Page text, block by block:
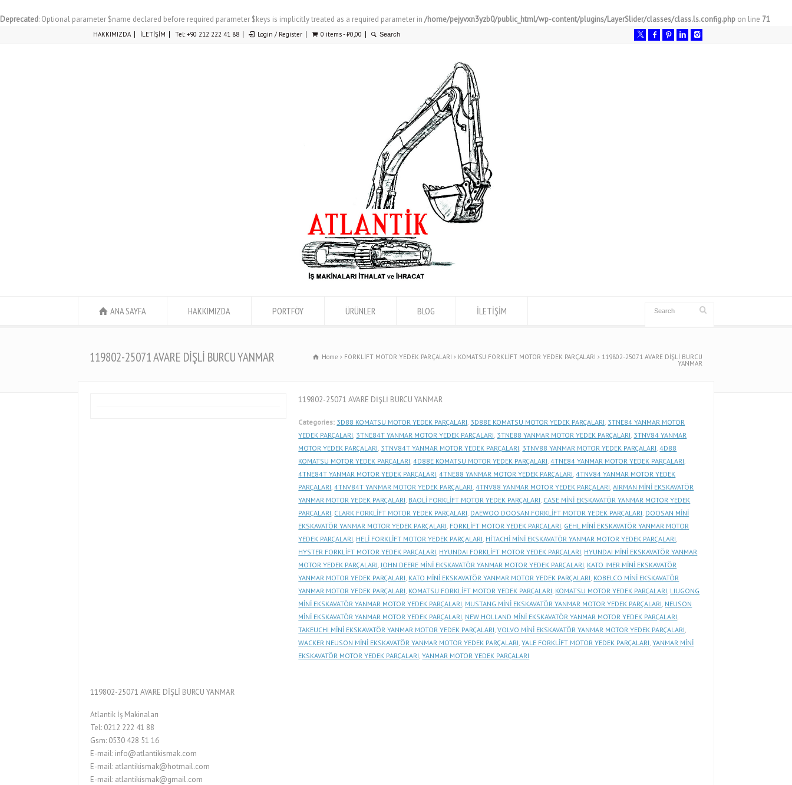
Deprecated: Optional parameter $name declared before required parameter $keys is implicitly treated as a required parameter in /home/pejyvxn3yzb0/public_html/wp-content/plugins/LayerSlider/classes/class.ls.config.php on line 71
HAKKIMIZDA İLETİŞİM Tel: +90 212 222 41 88 Login / Register 0 items -₺0,00
ANA SAYFA HAKKIMIZDA PORTFÖY ÜRÜNLER BLOG İLETİŞİM
119802-25071 AVARE DİŞLİ BURCU YANMAR Home FORKLİFT MOTOR YEDEK PARÇALARI KOMATSU FORKLİFT MOTOR YEDEK PARÇALARI 119802-25071 AVARE DİŞLİ BURCU
YANMAR
119802-25071 AVARE DİŞLİ BURCU YANMAR
Categories: 3D88 KOMATSU MOTOR YEDEK PARÇALARI, 3D88E KOMATSU MOTOR YEDEK PARÇALARI, 3TNE84 YANMAR MOTOR
YEDEK PARÇALARI, 3TNE84T YANMAR MOTOR YEDEK PARÇALARI, 3TNE88 YANMAR MOTOR YEDEK PARÇALARI, 3TNV84 YANMAR
MOTOR YEDEK PARÇALARI, 3TNV84T YANMAR MOTOR YEDEK PARÇALARI, 3TNV88 YANMAR MOTOR YEDEK PARÇALARI,4D88
KOMATSU MOTOR YEDEK PARÇALARI,4D88E KOMATSU MOTOR YEDEK PARÇALARI,4TNE84 YANMAR MOTOR YEDEK PARÇALARI,
4TNE84T YANMAR MOTOR YEDEK PARÇALARI,4TNE88 YANMAR MOTOR YEDEK PARÇALARI,4TNV84 YANMAR MOTOR YEDEK
PARÇALARI,4TNV84T YANMAR MOTOR YEDEK PARÇALARI,4TNV88 YANMAR MOTOR YEDEK PARÇALARI,AIRMAN MİNİ EKSKAVATÖR
YANMAR MOTOR YEDEK PARÇALARI, BAOLİ FORKLİFT MOTOR YEDEK PARÇALARI, CASE MİNİ EKSKAVATÖR YANMAR MOTOR YEDEK
PARÇALARI, CLARK FORKLİFT MOTOR YEDEK PARÇALARI, DAEWOO DOOSAN FORKLİFT MOTOR YEDEK PARÇALARI, DOOSAN MİNİ
EKSKAVATÖR YANMAR MOTOR YEDEK PARÇALARI, FORKLİFT MOTOR YEDEK PARÇALARI, GEHL MİNİ EKSKAVATÖR YANMAR MOTOR
YEDEK PARÇALARI, HELİ FORKLİFT MOTOR YEDEK PARÇALARI, HİTACHİ MİNİ EKSKAVATÖR YANMAR MOTOR YEDEK PARÇALARI,
HYSTER FORKLİFT MOTOR YEDEK PARÇALARI, HYUNDAI FORKLİFT MOTOR YEDEK PARÇALARI, HYUNDAI MİNİ EKSKAVATÖR YANMAR
MOTOR YEDEK PARÇALARI,JOHN DEERE MİNİ EKSKAVATÖR YANMAR MOTOR YEDEK PARÇALARI, KATO IMER MİNİ EKSKAVATÖR
YANMAR MOTOR YEDEK PARÇALARI, KATO MİNİ EKSKAVATÖR YANMAR MOTOR YEDEK PARÇALARI, KOBELCO MİNİ EKSKAVATÖR
YANMAR MOTOR YEDEK PARÇALARI, KOMATSU FORKLİFT MOTOR YEDEK PARÇALARI, KOMATSU MOTOR YEDEK PARÇALARI, LIUGONG
MİNİ EKSKAVATÖR YANMAR MOTOR YEDEK PARÇALARI, MUSTANG MİNİ EKSKAVATÖR YANMAR MOTOR YEDEK PARÇALARI, NEUSON
MİNİ EKSKAVATÖR YANMAR MOTOR YEDEK PARÇALARI, NEW HOLLAND MİNİ EKSKAVATÖR YANMAR MOTOR YEDEK PARÇALARI,
TAKEUCHI MİNİ EKSKAVATÖR YANMAR MOTOR YEDEK PARÇALARI,VOLVO MİNİ EKSKAVATÖR YANMAR MOTOR YEDEK PARÇALARI,
WACKER NEUSON MİNİ EKSKAVATÖR YANMAR MOTOR YEDEK PARÇALARI,YALE FORKLİFT MOTOR YEDEK PARÇALARI,YANMAR MİNİ
EKSKAVATÖR MOTOR YEDEK PARÇALARI,YANMAR MOTOR YEDEK PARÇALARI
119802-25071 AVARE DİŞLİ BURCU YANMAR
Atlantik İş Makinaları
Tel: 0212 222 41 88
Gsm: 0530 428 51 16
E-mail: info@atlantikismak.com
E-mail: atlantikismak@hotmail.com
E-mail: atlantikismak@gmail.com